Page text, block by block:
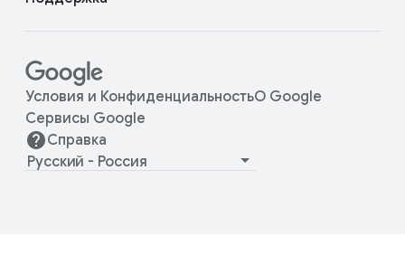
Условия и КонфиденциальностьО Google
Сервисы Google
Справка